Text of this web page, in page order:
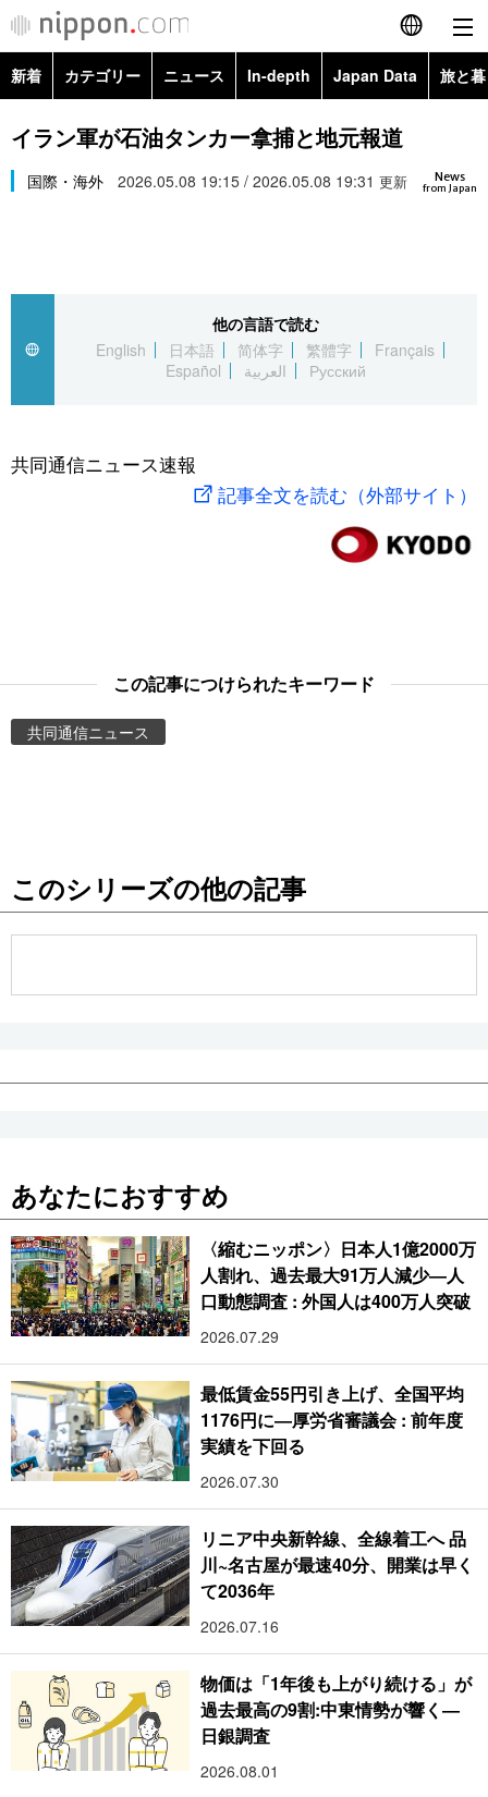
English
简体字
繁體字
العربية
社会
旅と暮らし
東京
新着 カテゴリー ニュース In-depth Japan Data 旅と
政治・外交
経済・ビジネス
社会
文化
科学・技術
暮らし
Topics
Images
お知らせ
イラン軍が石油タンカー拿捕と地元報道
News
from Japan
国際・海外 2026.05.08 19:15 / 2026.05.08 19:31 更新
他の言語で読む
English
日本語 简体字 繁體字
Français
Español
العربية Русский
共同通信ニュース速報
記事全文を読む（外部サイト）
この記事につけられたキーワード
共同通信ニュース
このシリーズの他の記事
あなたにおすすめ
〈縮むニッポン〉日本人1億2000万
人割れ、過去最大91万人減少―人
口動態調査 : 外国人は400万人突破
2026.07.29
最低賃金55円引き上げ、全国平均
1176円に―厚労省審議会 : 前年度
実績を下回る
2026.07.30
リニア中央新幹線、全線着工へ 品
川~名古屋が最速40分、開業は早く
て2036年
2026.07.16
物価は「1年後も上がり続ける」が
過去最高の9割:中東情勢が響く―
日銀調査
2026.08.01